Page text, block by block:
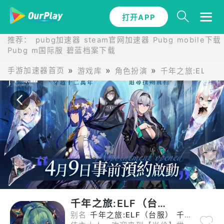
打开APP
推荐： pubg加速器 steam官网加速器 Pubg mobile下载
Pubg m国际服 碧蓝档案下载
手游加速器首页 游戏库 角色扮演 千年之旅:ELF（
打开APP
千年之旅:ELF（台服）
别名千年之旅:ELF（台服） 千年之旅